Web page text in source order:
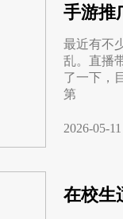
手游推
最近有不
乱。直播
了一下，
第
2026-05-11
在校生